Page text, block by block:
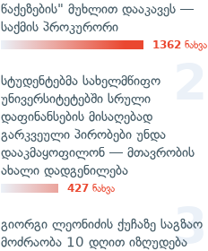
წაქეზების" მუხლით დააკავეს —
საქმის პროკურორი
1362 ნახვა
სტუდენტებმა სახელმწიფო
უნივერსიტეტებში სრული
დაფინანსების მისაღებად
გარკვეული პირობები უნდა
დააკმაყოფილონ — მთავრობის
ახალი დადგენილება
427 ნახვა
გიორგი ლეონიძის ქუჩაზე საგზაო
მოძრაობა 10 დღით იზღუდება